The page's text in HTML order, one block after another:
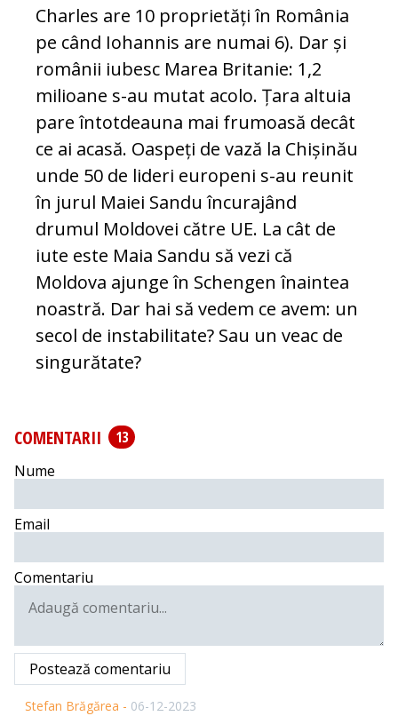
Charles are 10 proprietăți în România
pe când Iohannis are numai 6). Dar și
românii iubesc Marea Britanie: 1,2
milioane s-au mutat acolo. Țara altuia
pare întotdeauna mai frumoasă decât
ce ai acasă. Oaspeți de vază la Chișinău
unde 50 de lideri europeni s-au reunit
în jurul Maiei Sandu încurajând
drumul Moldovei către UE. La cât de
iute este Maia Sandu să vezi că
Moldova ajunge în Schengen înaintea
noastră. Dar hai să vedem ce avem: un
secol de instabilitate? Sau un veac de
singurătate?
COMENTARII
13
Nume
Email
Comentariu
Postează comentariu
Stefan Brăgărea - 06-12-2023